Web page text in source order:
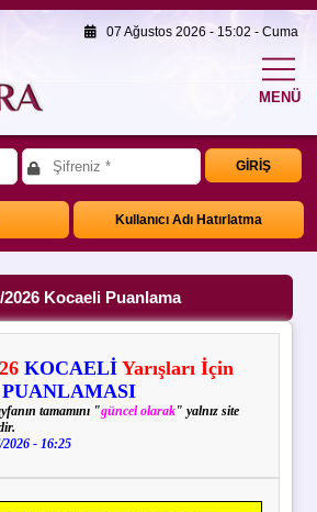
07 Ağustos 2026 - 15:02 - Cuma
MENÜ
GİRİŞ
Kullanıcı Adı Hatırlatma
2026 Kocaeli Puanlama
KOCAELİ Yarışları İçin
tamamını "güncel olarak" yalnız site
2026 - 16:25